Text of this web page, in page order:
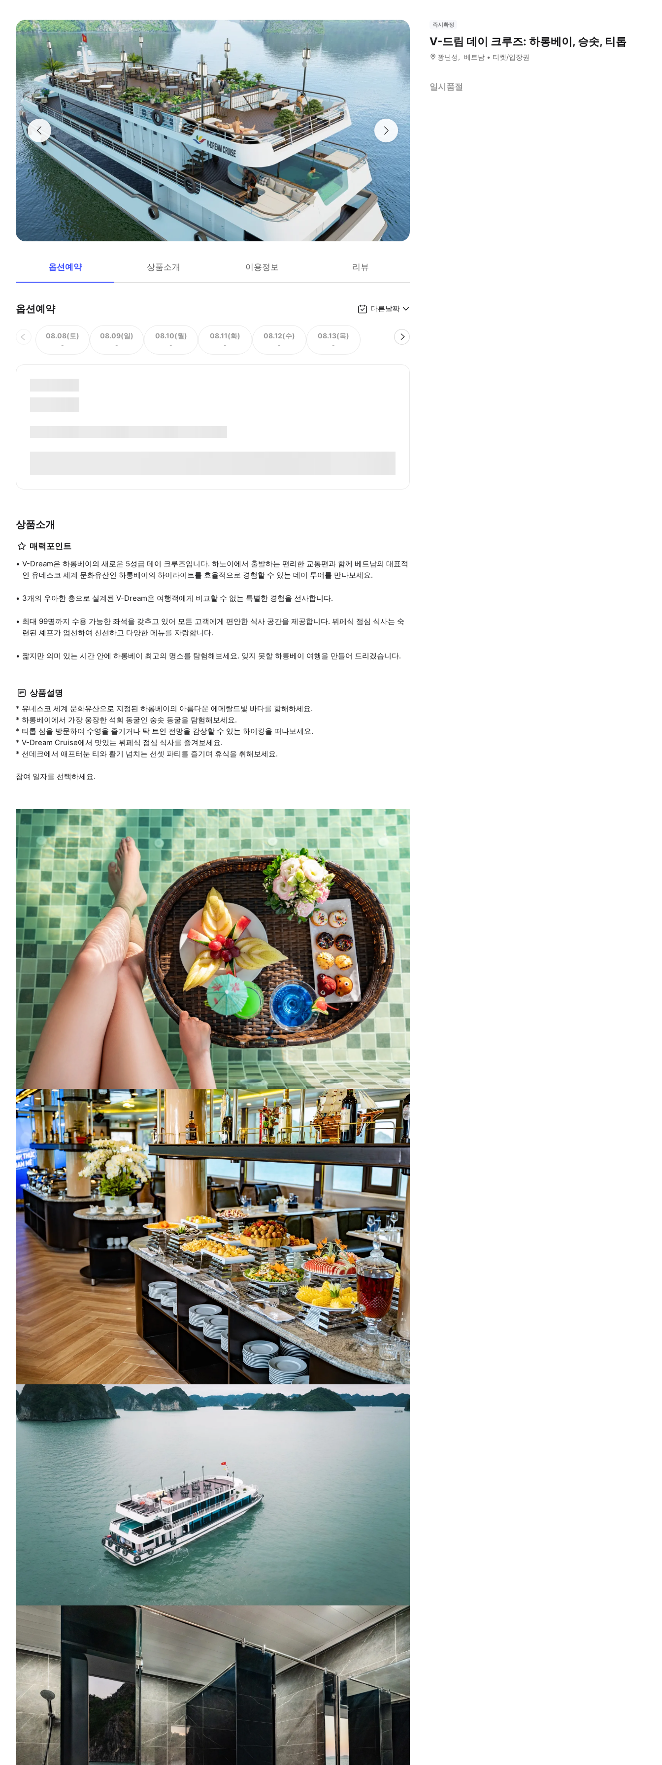
옵션예약 상품소개 이용정보 리뷰
옵션예약 다른날짜
08.08(토)
-
08.09(일)
-
08.10(월)
-
08.11(화)
-
08.12(수)
-
08.13(목)
-
상품소개
매력포인트
V-Dream은 하롱베이의 새로운 5성급 데이 크루즈입니다. 하노이에서 출발하는 편리한 교통편과 함께 베트남의 대표적
인 유네스코 세계 문화유산인 하롱베이의 하이라이트를 효율적으로 경험할 수 있는 데이 투어를 만나보세요.
3개의 우아한 층으로 설계된 V-Dream은 여행객에게 비교할 수 없는 특별한 경험을 선사합니다.
최대 99명까지 수용 가능한 좌석을 갖추고 있어 모든 고객에게 편안한 식사 공간을 제공합니다. 뷔페식 점심 식사는 숙
련된 셰프가 엄선하여 신선하고 다양한 메뉴를 자랑합니다.
짧지만 의미 있는 시간 안에 하롱베이 최고의 명소를 탐험해보세요. 잊지 못할 하롱베이 여행을 만들어 드리겠습니다.
상품설명
* 유네스코 세계 문화유산으로 지정된 하롱베이의 아름다운 에메랄드빛 바다를 항해하세요.
* 하롱베이에서 가장 웅장한 석회 동굴인 숭솟 동굴을 탐험해보세요.
* 티톱 섬을 방문하여 수영을 즐기거나 탁 트인 전망을 감상할 수 있는 하이킹을 떠나보세요.
* V-Dream Cruise에서 맛있는 뷔페식 점심 식사를 즐겨보세요.
* 선데크에서 애프터눈 티와 활기 넘치는 선셋 파티를 즐기며 휴식을 취해보세요.
참여 일자를 선택하세요.
즉시확정
V-드림 데이 크루즈: 하롱베이, 승솟, 티톱
꽝닌성 베트남 티켓/입장권
일시품절